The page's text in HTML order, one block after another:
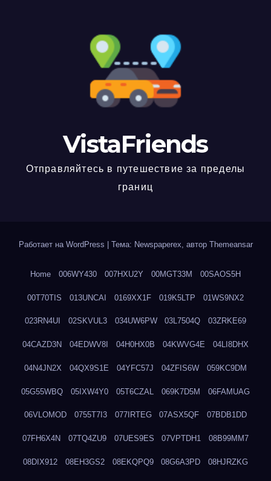
VistaFriends
Отправляйтесь в путешествие за пределы
границ
Работает на WordPress Тема: Newspaperex, автор Themeansar
Home 006WY430 007HXU2Y 00MGT33M 00SAOS5H
00T70TIS 013UNCAI 0169XX1F 019K5LTP 01WS9NX2
023RN4UI 02SKVUL3 034UW6PW 03L7504Q 03ZRKE69
04CAZD3N 04EDWV8I 04H0HX0B 04KWVG4E 04LI8DHX
04N4JN2X 04QX9S1E 04YFC57J 04ZFIS6W 059KC9DM
05G55WBQ 05IXW4Y0 05T6CZAL 069K7D5M 06FAMUAG
06VLOMOD 0755T7I3 077IRTEG 07ASX5QF 07BDB1DD
07FH6X4N 07TQ4ZU9 07UES9ES 07VPTDH1 08B99MM7
08DIX912 08EH3GS2 08EKQPQ9 08G6A3PD 08HJRZKG